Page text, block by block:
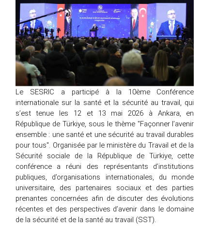
Le SESRIC a participé à la 10ème Conférence
internationale sur la santé et la sécurité au travail, qui
s’est tenue les 12 et 13 mai 2026 à Ankara, en
République de Türkiye, sous le thème "Façonner l’avenir
ensemble : une santé et une sécurité au travail durables
pour tous". Organisée par le ministère du Travail et de la
Sécurité sociale de la République de Türkiye, cette
conférence a réuni des représentants d’institutions
publiques, d’organisations internationales, du monde
universitaire, des partenaires sociaux et des parties
prenantes concernées afin de discuter des évolutions
récentes et des perspectives d’avenir dans le domaine
de la sécurité et de la santé au travail (SST).